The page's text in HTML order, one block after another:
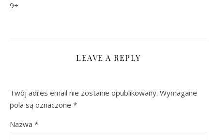
9+
LEAVE A REPLY
Twój adres email nie zostanie opublikowany. Wymagane
pola są oznaczone *
Nazwa *